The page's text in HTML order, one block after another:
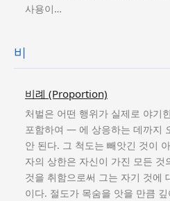
사용이…
비
비례 (Proportion)
처벌은 어떤 행위가 실제로 야기
포함하여 — 에 상응하는 데까지
안 된다. 그 척도는 빼앗긴 것이
자의 상한은 자신이 가진 모든 것
것을 취함으로써 그는 자기 것에
이다. 절도가 목숨을 앗을 만큼